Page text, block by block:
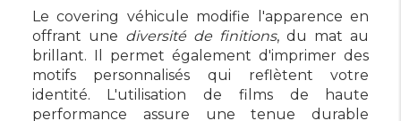
Le covering véhicule modifie l'apparence en
offrant une diversité de finitions, du mat au
brillant. Il permet également d'imprimer des
motifs personnalisés qui reflètent votre
identité. L'utilisation de films de haute
performance assure une tenue durable